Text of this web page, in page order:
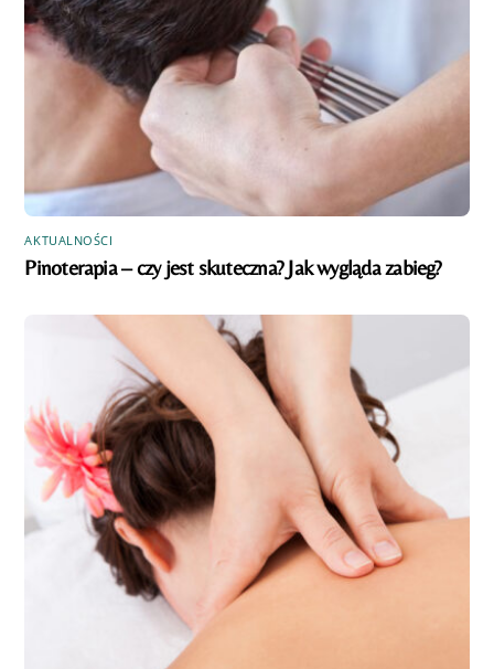
AKTUALNOŚCI
Pinoterapia – czy jest skuteczna? Jak wygląda zabieg?